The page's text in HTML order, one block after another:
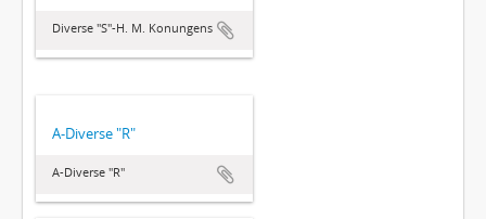
Diverse "S"-H. M. Konungens
A-Diverse "R"
A-Diverse "R"